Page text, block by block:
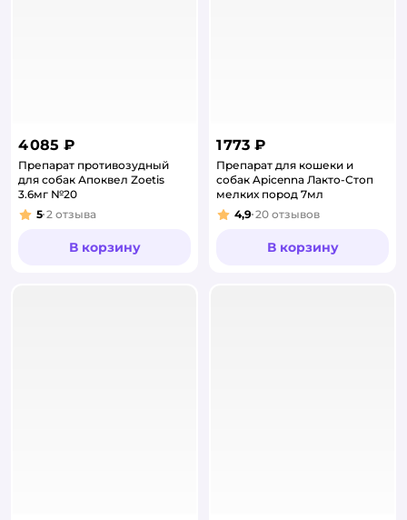
4 085 ₽
Препарат противозудный
для собак Апоквел Zoetis
3.6мг №20
Рейтинг:
5 2 отзыва
В корзину
1 773 ₽
Препарат для кошеки и
собак Apicenna Лакто-Стоп
мелких пород 7мл
Рейтинг:
4,9 20 отзывов
В корзину